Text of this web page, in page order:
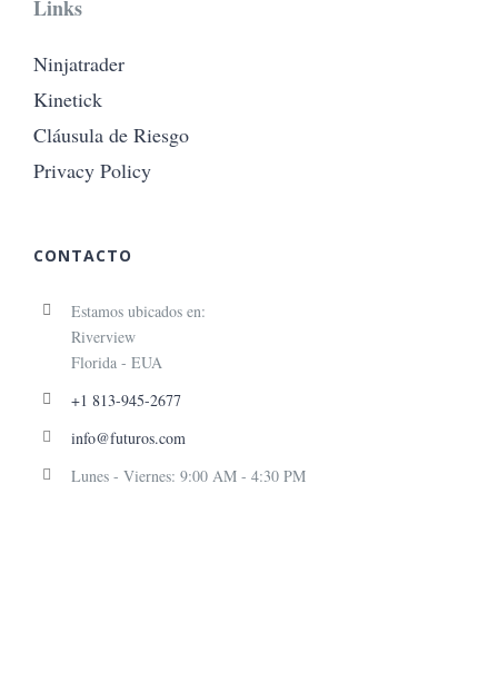
Links
Ninjatrader
Kinetick
Cláusula de Riesgo
Privacy Policy
CONTACTO
Estamos ubicados en:
Riverview
Florida - EUA
+1 813-945-2677
info@futuros.com
Lunes - Viernes: 9:00 AM - 4:30 PM